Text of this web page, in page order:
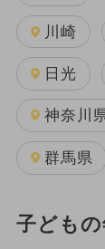
川崎
日光
神奈川
群馬県
子ども